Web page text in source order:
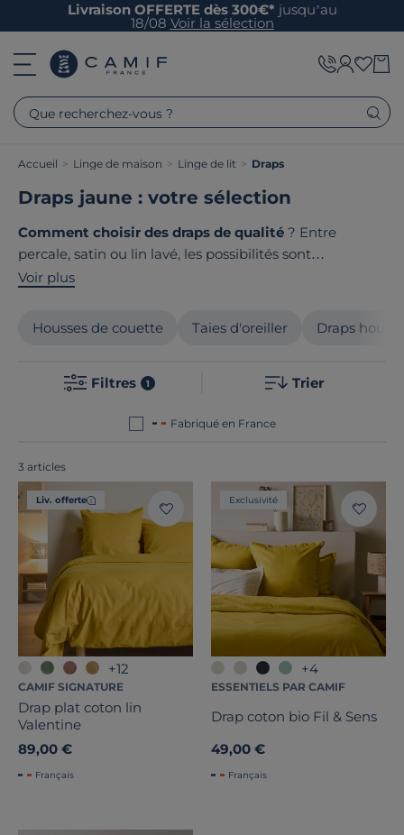
Livraison OFFERTE dès 300€* jusqu’au
18/08 Voir la sélection
Que recherchez-vous ?
Accueil > Linge de maison > Linge de lit > Draps
Draps jaune : votre sélection
Comment choisir des draps de qualité ? Entre
percale, satin ou lin lavé, les possibilités sont
nombreuses pour habiller votre lit avec élégance.
tissage serré ou le lin naturellement robuste. Nos draps
au toucher soyeux vous garantissent des nuits douces
sont tousfabriqués en France ou en Europe!
Voir plus
Housses de couette Taies d'oreiller Draps
Filtres 1 Trier
Fabriqué en France
3 articles
Liv. offerte
+12
CAMIF SIGNATURE
Drap plat coton lin
Valentine
89,00 €
Français
Exclusivité
+4
ESSENTIELS PAR CAMIF
Drap coton bio Fil & Sens
49,00 €
Français
Tissage
Dimension
Marque
Traitement
Note des clients
Stock
Certifications et labels